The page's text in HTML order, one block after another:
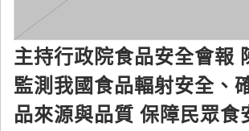
主持行政院食品安全會報
監測我國食品輻射安全、
品來源與品質 保障民眾食